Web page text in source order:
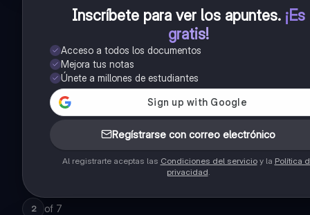
Inscríbete para ver los apuntes. ¡Es
gratis!
Acceso a todos los documentos
Mejora tus notas
Únete a millones de estudiantes
Regístrarse con correo electrónico
Al registrarte aceptas las Condiciones del servicioy la Política
privacidad
2 of 7